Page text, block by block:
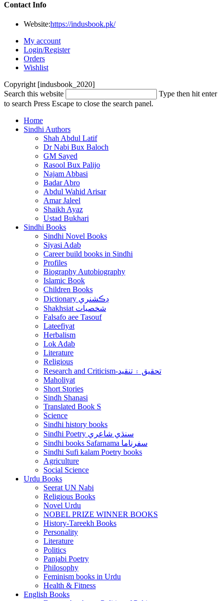
Contact Info
Website:https://indusbook.pk/
My account
Login/Register
Orders
Wishlist
Copyright [indusbook_2020]
Search this website
Type then hit enter
to search Press Escape to close the search panel.
Home
Sindhi Authors
Shah Abdul Latif
Dr Nabi Bux Baloch
GM Sayed
Rasool Bux Palijo
Najam Abbasi
Badar Abro
Abdul Wahid Arisar
Amar Jaleel
Shaikh Ayaz
Ustad Bukhari
Sindhi Books
Sindhi Novel Books
Siyasi Adab
Career build books in Sindhi
Profiles
Biography Autobiography
Islamic Book
Children Books
Dictionary ڊڪشنري
Shakhsiat شخصيات
Falsafo aee Tasouf
Lateefiyat
Herbalism
Lok Adab
Literature
Religious
Research and Criticism-تحقيق ۽ تنقيد
Maholiyat
Short Stories
Sindh Shanasi
Translated Book S
Science
Sindhi history books
Sindhi Poetry سنڌي شاعري
Sindhi books Safarnama سفرناما
Sindhi Sufi kalam Poetry books
Agriculture
Social Science
Urdu Books
Seerat UN Nabi
Religious Books
Novel Urdu
NOBEL PRIZE WINNER BOOKS
History-Tareekh Books
Personality
Literature
Politics
Panjabi Poetry
Philosophy
Feminism books in Urdu
Health & Fitness
English Books